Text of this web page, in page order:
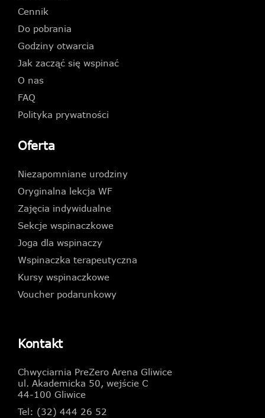
Cennik
Do pobrania
Godziny otwarcia
Jak zacząć się wspinać
O nas
FAQ
Polityka prywatności
Oferta
Niezapomniane urodziny
Oryginalna lekcja WF
Zajęcia indywidualne
Sekcje wspinaczkowe
Joga dla wspinaczy
Wspinaczka terapeutyczna
Kursy wspinaczkowe
Voucher podarunkowy
Kontakt
Chwyciarnia PreZero Arena Gliwice
ul. Akademicka 50, wejście C
44-100 Gliwice
Tel: (32) 444 26 52